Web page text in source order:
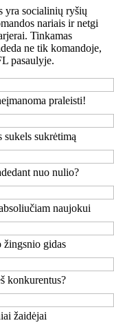
yra socialinių ryšių
nariais ir netgi
Tinkamas
ne tik komandoje,
pasaulyje.
praleisti!
sukrėtimą
nuo nulio?
naujokui
žingsnio gidas
konkurentus?
žaidėjai